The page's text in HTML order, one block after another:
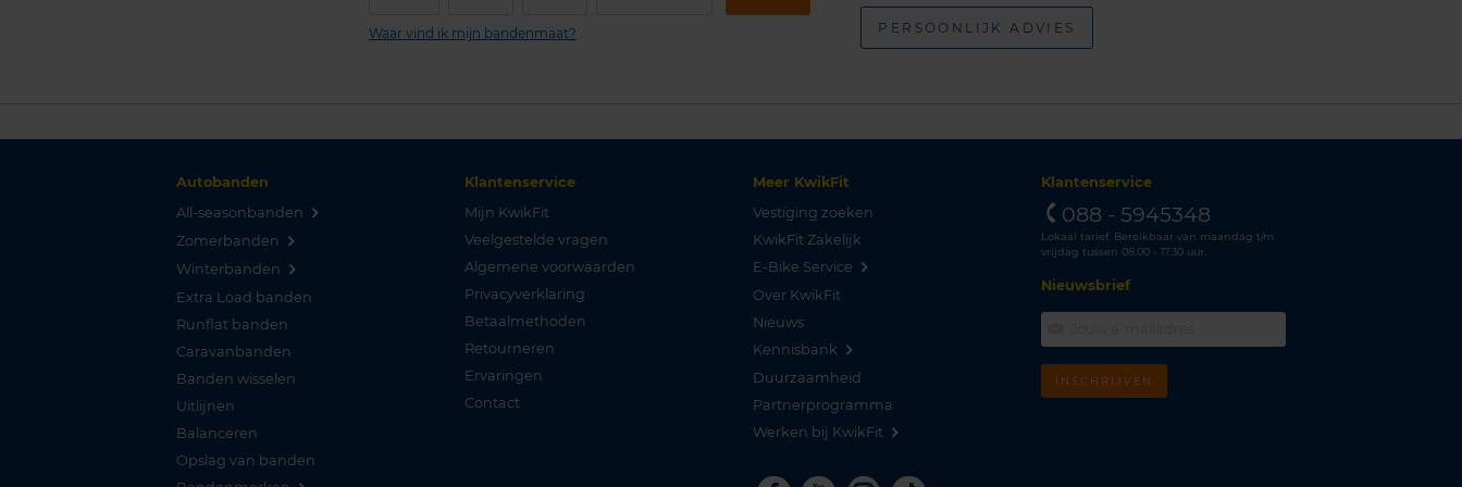
Waar vind ik mijn bandenmaat? PERSOONLIJK ADVIES
Autobanden
All-seasonbanden
Zomerbanden
Winterbanden
Extra Load banden
Runflat banden
Caravanbanden
Banden wisselen
Uitlijnen
Balanceren
Opslag van banden
Klantenservice
Mijn KwikFit
Veelgestelde vragen
Algemene voorwaarden
Privacyverklaring
Betaalmethoden
Retourneren
Ervaringen
Contact
Meer KwikFit
Vestiging zoeken
KwikFit Zakelijk
E-Bike Service
Over KwikFit
Nieuws
Kennisbank
Duurzaamheid
Partnerprogramma
Werken bij KwikFit
Klantenservice
088 - 5945348
Lokaal tarief. Bereikbaar van maandag t/m
vrijdag tussen 08.00 - 17.30 uur.
Nieuwsbrief
INSCHRIJVEN